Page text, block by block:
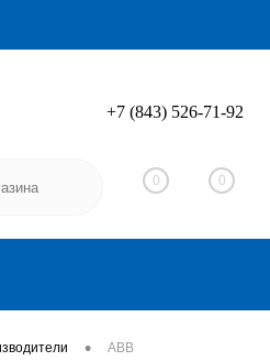
Вход Регистрация
+7 (843) 526-71-92
0 0
• ABB